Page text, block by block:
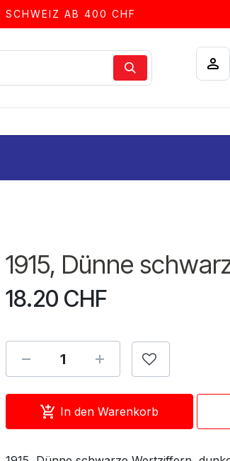
SCHWEIZ AB 400 CHF
1915, Dünne
18.20 CHF
In den Warenkorb